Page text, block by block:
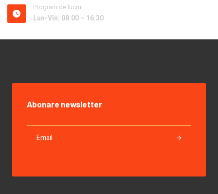
Program de lucru:
Lun-Vin: 08:00 – 16:30
Abonare newsletter